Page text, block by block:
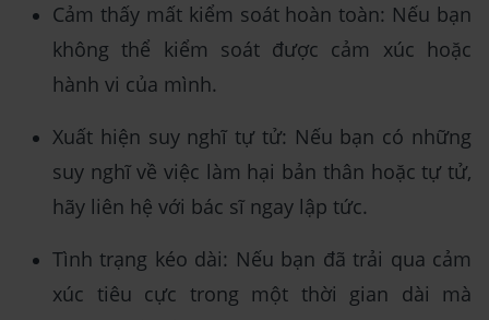
Cảm thấy mất kiểm soát hoàn toàn: Nếu bạn
không thể kiểm soát được cảm xúc hoặc
hành vi của mình.
Xuất hiện suy nghĩ tự tử: Nếu bạn có những
suy nghĩ về việc làm hại bản thân hoặc tự tử,
hãy liên hệ với bác sĩ ngay lập tức.
Tình trạng kéo dài: Nếu bạn đã trải qua cảm
xúc tiêu cực trong một thời gian dài mà